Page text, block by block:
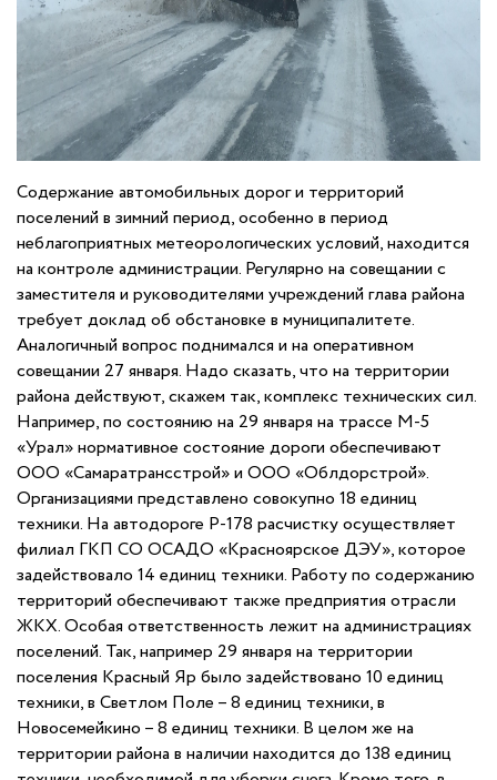
Содержание автомобильных дорог и территорий
поселений в зимний период, особенно в период
неблагоприятных метеорологических условий, находится
на контроле администрации. Регулярно на совещании с
заместителя и руководителями учреждений глава района
требует доклад об обстановке в муниципалитете.
Аналогичный вопрос поднимался и на оперативном
совещании 27 января. Надо сказать, что на территории
района действуют, скажем так, комплекс технических сил.
Например, по состоянию на 29 января на трассе М-5
«Урал» нормативное состояние дороги обеспечивают
ООО «Самаратрансстрой» и ООО «Облдорстрой».
Организациями представлено совокупно 18 единиц
техники. На автодороге Р-178 расчистку осуществляет
филиал ГКП СО ОСАДО «Красноярское ДЭУ», которое
задействовало 14 единиц техники. Работу по содержанию
территорий обеспечивают также предприятия отрасли
ЖКХ. Особая ответственность лежит на администрациях
поселений. Так, например 29 января на территории
поселения Красный Яр было задействовано 10 единиц
техники, в Светлом Поле – 8 единиц техники, в
Новосемейкино – 8 единиц техники. В целом же на
территории района в наличии находится до 138 единиц